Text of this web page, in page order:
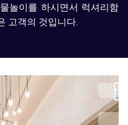
놀이를 하시면서 럭셔리함
고객의 것입니다.